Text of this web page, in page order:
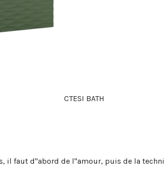
CTESI BATH
il faut d"abord de l"amour, puis de la